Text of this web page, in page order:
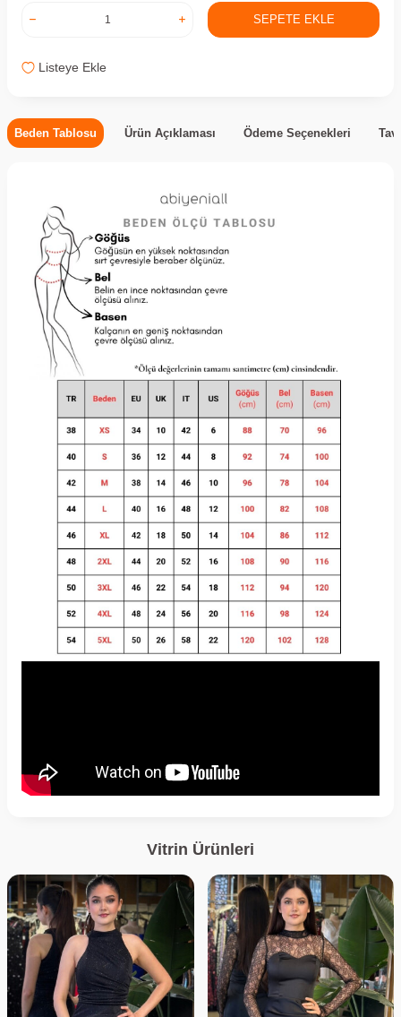
SEPETE EKLE
Listeye Ekle
Beden Tablosu Ürün Açıklaması Ödeme Seçenekleri
Vitrin Ürünleri